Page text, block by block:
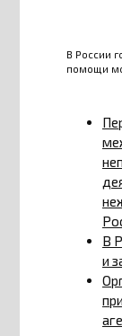
В России
помощи
В
и